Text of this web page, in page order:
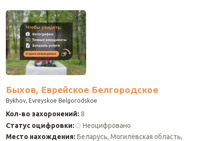
Быхов, Еврейское Белгородское
Bykhov, Evreyskoe Belgorodskoe
Кол-во захоронений: 8
Статус оцифровки:
Неоцифровано
Место нахождения: Беларусь, Могилёвская область,